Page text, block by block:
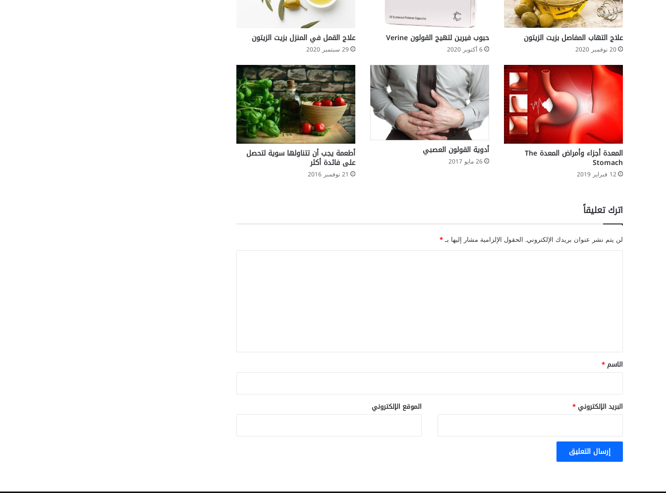
ب
علاج التهاب المفاصل بزيت الزيتون
20 نوفمبر 2020
حبوب فيرين لتهيج القولون Verine
6 أكتوبر 2020
علاج القمل في المنزل بزيت الزيتون
29 سبتمبر 2020
المعدة أجزاء وأمراض المعدة The
Stomach
12 فبراير 2019
أدوية القولون العصبي
26 مايو 2017
أطعمة يجب أن تتناولها سوية لتحصل
على فائدة أكثر
21 نوفمبر 2016
اترك تعليقاً
لن يتم نشر عنوان بريدك الإلكتروني. الحقول الإلزامية مشار إليها بـ*
*
الاسم*
البريد الإلكتروني* الموقع الإلكتروني